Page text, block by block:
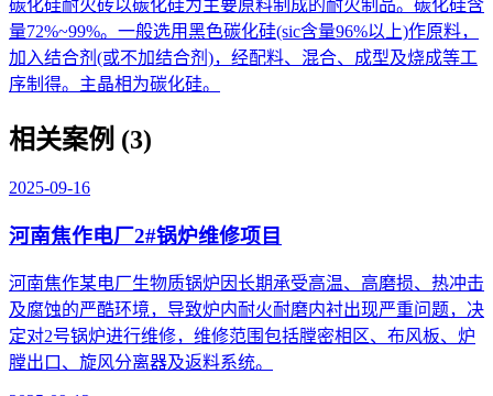
碳化硅耐火砖以碳化硅为主要原料制成的耐火制品。碳化硅含
量72%~99%。一般选用黑色碳化硅(sic含量96%以上)作原料，
加入结合剂(或不加结合剂)，经配料、混合、成型及烧成等工
序制得。主晶相为碳化硅。
相关案例 (3)
2025-09-16
河南焦作电厂2#锅炉维修项目
河南焦作某电厂生物质锅炉因长期承受高温、高磨损、热冲击
及腐蚀的严酷环境，导致炉内耐火耐磨内衬出现严重问题，决
定对2号锅炉进行维修，维修范围包括膛密相区、布风板、炉
膛出口、旋风分离器及返料系统。